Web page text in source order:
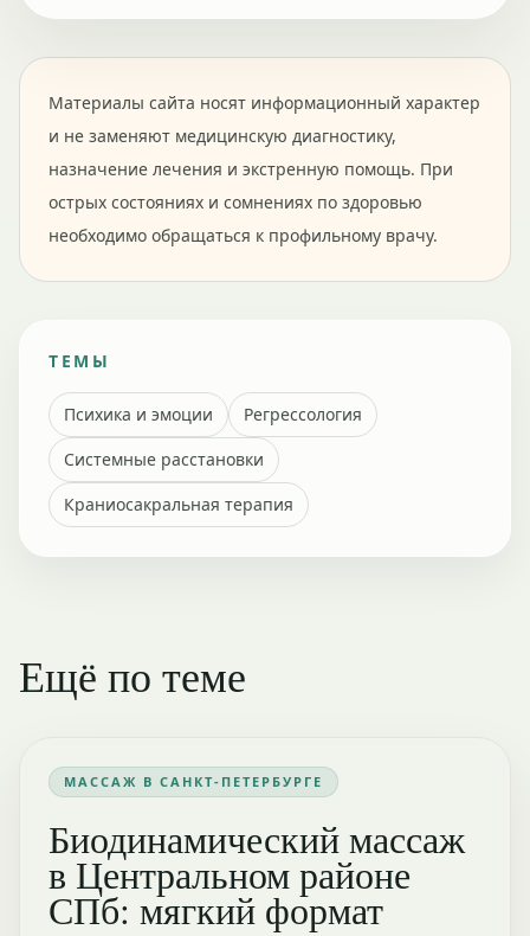
Материалы сайта носят информационный характер
и не заменяют медицинскую диагностику,
назначение лечения и экстренную помощь. При
острых состояниях и сомнениях по здоровью
необходимо обращаться к профильному врачу.
ТЕМЫ
Психика и эмоции
Регрессология
Системные расстановки
Краниосакральная терапия
Ещё по теме
МАССАЖ В САНКТ-ПЕТЕРБУРГЕ
Биодинамический массаж
в Центральном районе
СПб: мягкий формат